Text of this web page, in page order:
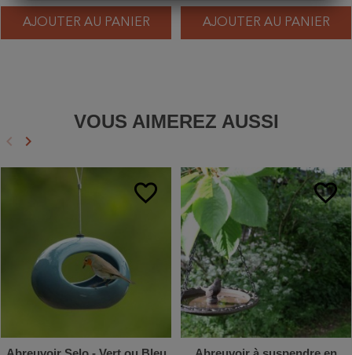
AJOUTER AU PANIER AJOUTER AU PANIER
VOUS AIMEREZ AUSSI
Précédent
keyboard_arrow_left Suivant
keyboard_arrow_right
favorite_border favorite_border